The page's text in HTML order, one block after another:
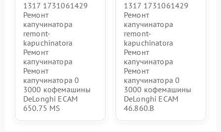
1317 1731061429
Ремонт
капучинатора
remont-
kapuchinatora
Ремонт
капучинатора
Ремонт
капучинатора 0
3000 кофемашины
DeLonghi ECAM
650.75 MS
1317 1731061429
Ремонт
капучинатора
remont-
kapuchinatora
Ремонт
капучинатора
Ремонт
капучинатора 0
3000 кофемашины
DeLonghi ECAM
46.860.B